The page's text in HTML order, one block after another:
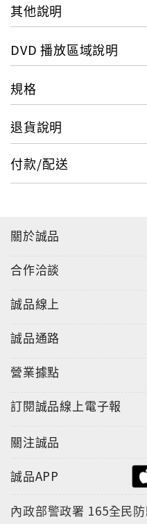
的誘惑，各種關係交織成
鐘級別：普遍級
其他說明
DVD 播放區域說明
規格
退貨說明
付款/配送
關於誠品
合作洽談
誠品線上
誠品通路
營業據點
訂閱誠品線上電子報
關注誠品
誠品APP
內政部警政署 165全民